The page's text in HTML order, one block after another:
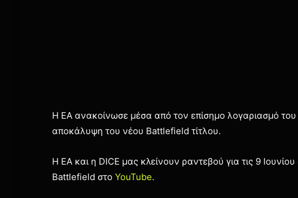
Η EA ανακοίνωσε μέσα από τον επίσημο λογαριασμό
αποκάλυψη του νέου Battlefield τίτλου.
Η EA και η DICE μας κλείνουν ραντεβού για τις 9
Battlefield στο YouTube.